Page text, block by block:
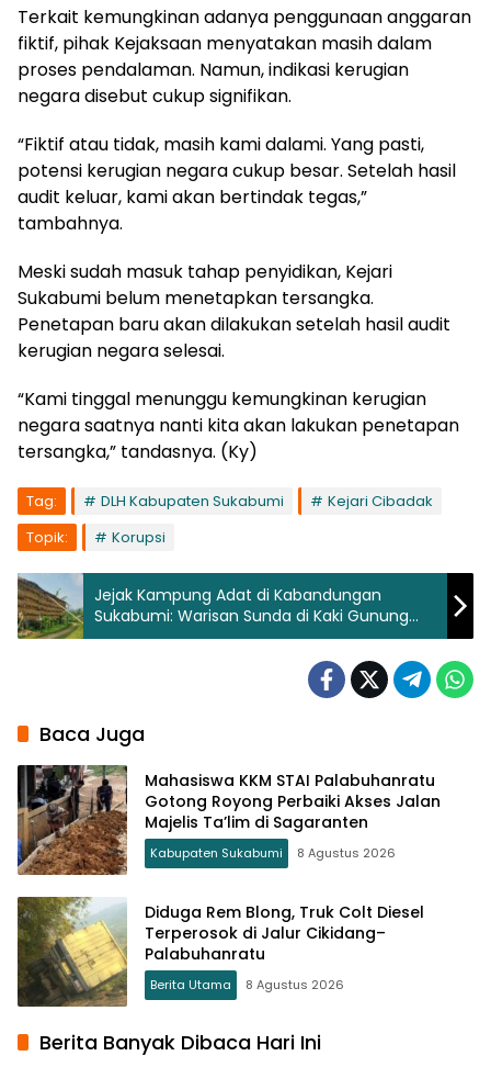
Terkait kemungkinan adanya penggunaan anggaran
fiktif, pihak Kejaksaan menyatakan masih dalam
proses pendalaman. Namun, indikasi kerugian
negara disebut cukup signifikan.
“Fiktif atau tidak, masih kami dalami. Yang pasti,
potensi kerugian negara cukup besar. Setelah hasil
audit keluar, kami akan bertindak tegas,”
tambahnya.
Meski sudah masuk tahap penyidikan, Kejari
Sukabumi belum menetapkan tersangka.
Penetapan baru akan dilakukan setelah hasil audit
kerugian negara selesai.
“Kami tinggal menunggu kemungkinan kerugian
negara saatnya nanti kita akan lakukan penetapan
tersangka,” tandasnya. (Ky)
Tag: DLH Kabupaten Sukabumi
Kejari Cibadak
Topik:
Korupsi
Jejak Kampung Adat di Kabandungan
Sukabumi: Warisan Sunda di Kaki Gunung
Halimun Salak
Baca Juga
Mahasiswa KKM STAI Palabuhanratu
Gotong Royong Perbaiki Akses Jalan
Majelis Ta’lim di Sagaranten
Kabupaten Sukabumi 8 Agustus 2026
Diduga Rem Blong, Truk Colt Diesel
Terperosok di Jalur Cikidang–
Palabuhanratu
Berita Utama 8 Agustus 2026
Berita Banyak Dibaca Hari Ini